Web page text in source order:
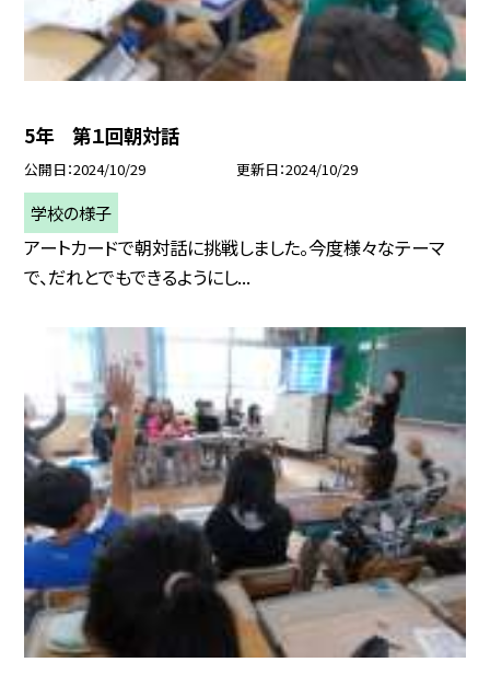
5年 第１回朝対話
公開日 2024/10/29 更新日 2024/10/29
学校の様子
アートカードで朝対話に挑戦しました。今度様々なテーマ
で、だれとでもできるようにし...